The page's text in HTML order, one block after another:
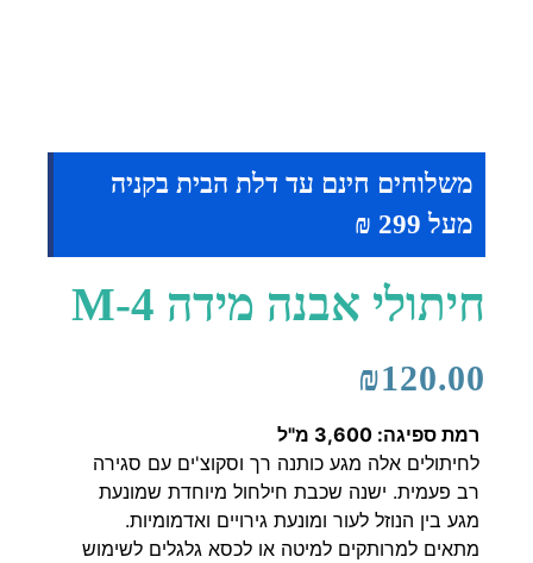
משלוחים חינם עד דלת הבית בקניה
מעל 299 ₪
חיתולי אבנה מידה M-4
₪120.00
רמת ספיגה: 3,600 מ"ל
לחיתולים אלה מגע כותנה רך וסקוצ'ים עם סגירה
רב פעמית. ישנה שכבת חילחול מיוחדת שמונעת
מגע בין הנוזל לעור ומונעת גירויים ואדמומיות.
מתאים למרותקים למיטה או לכסא גלגלים לשימוש